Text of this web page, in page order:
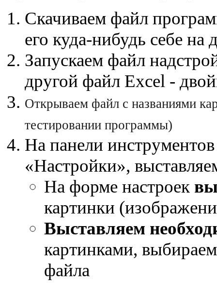
Скачиваем файл
его куда-нибудь себе
Запускаем файл
другой файл Excel -
Открываем файл с названиями
тестировании программы)
На панели
«Настройки»,
На форме настроек
картинки
Выставляем
картинками,
файла